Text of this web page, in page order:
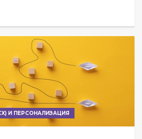
И ПЕРСОНАЛИЗАЦИЯ